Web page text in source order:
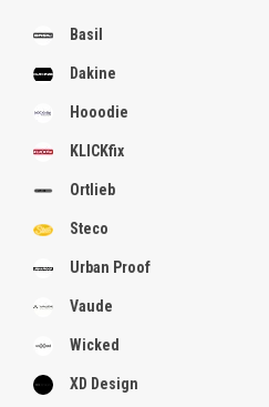
Basil
Dakine
Hooodie
KLICKfix
Ortlieb
Steco
Urban Proof
Vaude
Wicked
XD Design